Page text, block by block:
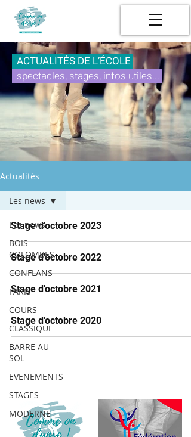
ACTUALITÉS DE L’ÉCOLE
spectacles, stages, infos utiles...
Actualités
Les news
BOIS-
COLOMBES
CONFLANS
PARIS
COURS
CLASSIQUE
BARRE AU
SOL
EVENEMENTS
STAGES
MODERNE
Les news
Stage d'octobre 2023
Stage d'octobre 2022
Stage d'octobre 2021
Stage d'octobre 2020